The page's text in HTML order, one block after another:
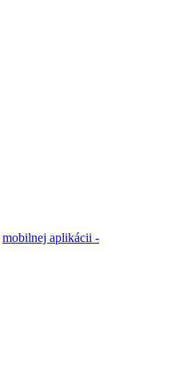
mobilnej aplikácii -